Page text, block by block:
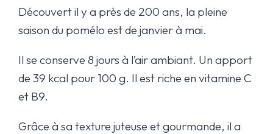
Découvert il y a près de 200 ans, la pleine
saison du pomélo est de janvier à mai.
Il se conserve 8 jours à l’air ambiant. Un apport
de 39 kcal pour 100 g. Il est riche en vitamine C
et B9.
Grâce à sa texture juteuse et gourmande, il a